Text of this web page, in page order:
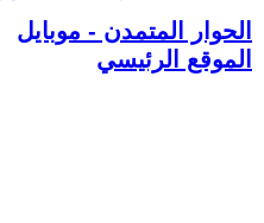
الحوار المتمدن - موبايل
الموقع الرئيسي